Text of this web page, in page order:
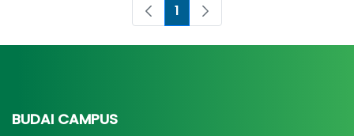
Oldal
1
BUDAI CAMPUS